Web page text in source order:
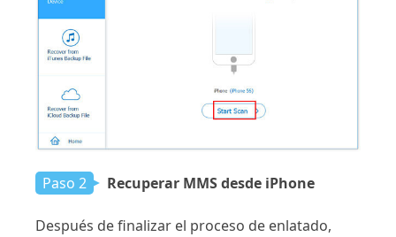
Paso 2 Recuperar MMS desde iPhone
Después de finalizar el proceso de enlatado,